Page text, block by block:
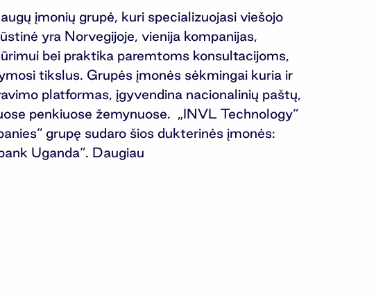
įmonių grupė, kuri specializuojasi viešojo
yra Norvegijoje, vienija kompanijas,
bei praktika paremtoms konsultacijoms,
tikslus. Grupės įmonės sėkmingai kuria ir
platformas, įgyvendina nacionalinių paštų,
penkiuose žemynuose. „INVL Technology“
grupę sudaro šios dukterinės įmonės:
Uganda“. Daugiau